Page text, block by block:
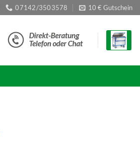
07142/3503578 10 € Gutschein